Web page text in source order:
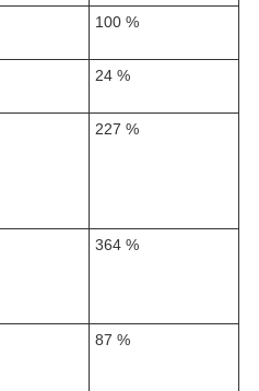
100 %
24 %
227 %
364 %
87 %